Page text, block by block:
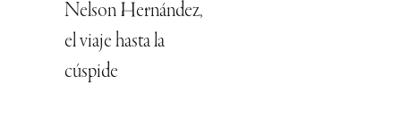
Nelson Hernández,
el viaje hasta la
cúspide